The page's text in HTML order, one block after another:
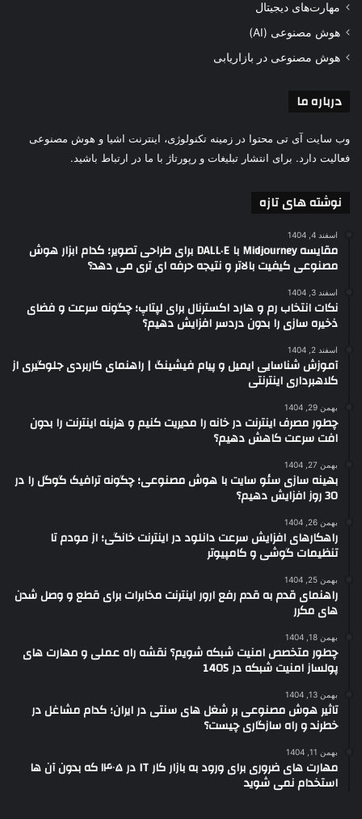
مهارت‌های دیجیتال
هوش مصنوعی (AI)
هوش مصنوعی در بازاریابی
درباره ما
وب سایت آی تی محتوا در زمینه تکنولوژی، اینترنت اشیا و هوش مصنوعی
فعالیت دارد. برای انتشار تبلیغات و رپورتاژ با ما در ارتباط باشید.
نوشته های تازه
اسفند 4, 1404
مقایسه Midjourney با DALL·E برای طراحی تصویر؛ کدام ابزار هوش
مصنوعی کیفیت بالاتر و نتیجه حرفه ای تری می دهد؟
اسفند 3, 1404
نکات انتخاب رم و هارد اکسترنال برای لپتاپ؛ چگونه سرعت و فضای
ذخیره سازی را بدون دردسر افزایش دهیم؟
اسفند 2, 1404
آموزش شناسایی ایمیل و پیام فیشینگ | راهنمای کاربردی جلوگیری از
کلاهبرداری اینترنتی
بهمن 29, 1404
چطور مصرف اینترنت در خانه را مدیریت کنیم و هزینه اینترنت را بدون
افت سرعت کاهش دهیم؟
بهمن 27, 1404
بهینه سازی سئو سایت با هوش مصنوعی؛ چگونه ترافیک گوگل را در
30 روز افزایش دهیم؟
بهمن 26, 1404
راهکارهای افزایش سرعت دانلود در اینترنت خانگی؛ از مودم تا
تنظیمات گوشی و کامپیوتر
بهمن 25, 1404
راهنمای قدم به قدم رفع ارور اینترنت مخابرات برای قطع و وصل شدن
های مکرر
بهمن 18, 1404
چطور متخصص امنیت شبکه شویم؟ نقشه راه عملی و مهارت های
پولساز امنیت شبکه در 1405
بهمن 13, 1404
تاثیر هوش مصنوعی بر شغل های سنتی در ایران؛ کدام مشاغل در
خطرند و راه سازگاری چیست؟
بهمن 11, 1404
مهارت های ضروری برای ورود به بازار کار IT در ۱۴۰۵ که بدون آن ها
استخدام نمی شوید